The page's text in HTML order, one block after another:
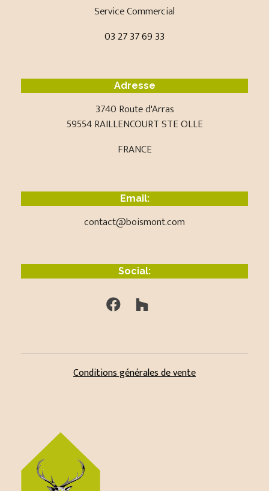
Service Commercial
03 27 37 69 33
Adresse
3740 Route d'Arras
59554 RAILLENCOURT STE OLLE
FRANCE
Email:
contact@boismont.com
Social:
Conditions générales de vente